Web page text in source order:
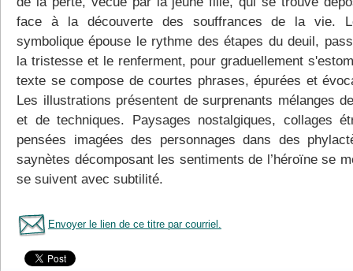
face à la découverte des souffrances de la vie.
symbolique épouse le rythme des étapes du deuil,
la tristesse et le renferment, pour graduellement
texte se compose de courtes phrases, épurées et
Les illustrations présentent de surprenants mélanges
et de techniques. Paysages nostalgiques, collages
pensées imagées des personnages dans des
saynètes décomposant les sentiments de l’héroïne se
se suivent avec subtilité.
Envoyer le lien de ce titre par courriel.